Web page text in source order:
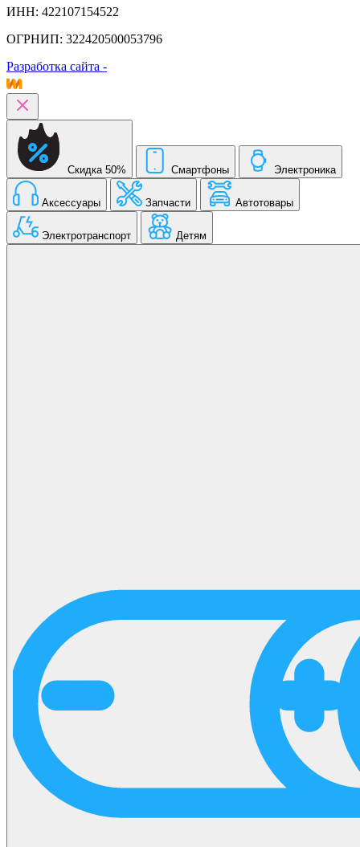
ИНН: 422107154522
ОГРНИП: 322420500053796
Разработка сайта -
Скидка 50% Смартфоны Электроника
Аксессуары Запчасти Автотовары
Электротранспорт Детям